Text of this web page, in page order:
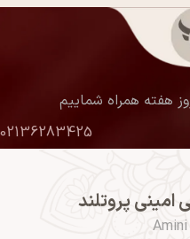
02136283425
امینی پروتلند